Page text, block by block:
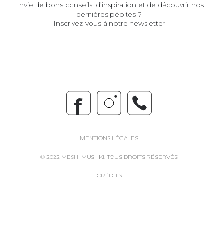
Envie de bons conseils, d’inspiration et de découvrir nos
dernières pépites ?
Inscrivez-vous à notre newsletter
MENTIONS LÉGALES
© 2022 MESHI MUSHKI. TOUS DROITS RÉSERVÉS
CRÉDITS